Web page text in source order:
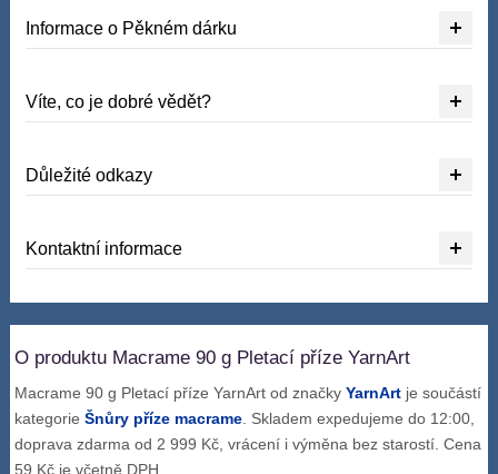
Informace o Pěkném dárku
Víte, co je dobré vědět?
Důležité odkazy
Kontaktní informace
O produktu Macrame 90 g Pletací příze YarnArt
Macrame 90 g Pletací příze YarnArt od značkyYarnArt je součástí
kategorieŠnůry příze macrame . Skladem expedujeme do 12:00,
doprava zdarma od 2 999 Kč, vrácení i výměna bez starostí. Cena
59 Kč je včetně DPH.